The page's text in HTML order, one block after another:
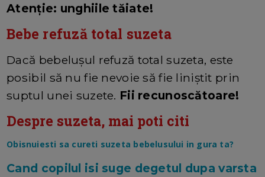
Atenție: unghiile tăiate!
Bebe refuză total suzeta
Dacă bebelușul refuză total suzeta, este
posibil să nu fie nevoie să fie liniștit prin
suptul unei suzete. Fii recunoscătoare!
Despre suzeta, mai poti citi
Obisnuiesti sa cureti suzeta bebelusului in gura ta?
Cand copilul isi suge degetul dupa varsta